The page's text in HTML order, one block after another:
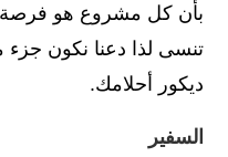
بأن كل مشروع هو فرصة
تنسى لذا دعنا نكون
ديكور أحلامك.
السفير